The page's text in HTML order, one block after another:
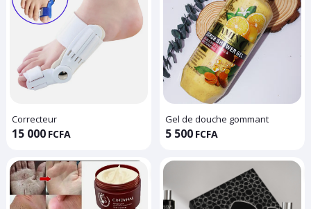
Correcteur
15 000 FCFA
Gel de douche gommant
5 500 FCFA